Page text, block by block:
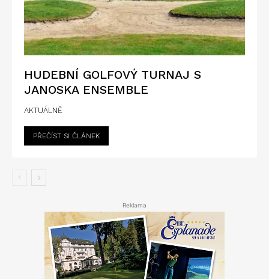
HUDEBNÍ GOLFOVÝ TURNAJ S
JANOSKA ENSEMBLE
AKTUÁLNĚ
PŘEČÍST SI ČLÁNEK
Reklama